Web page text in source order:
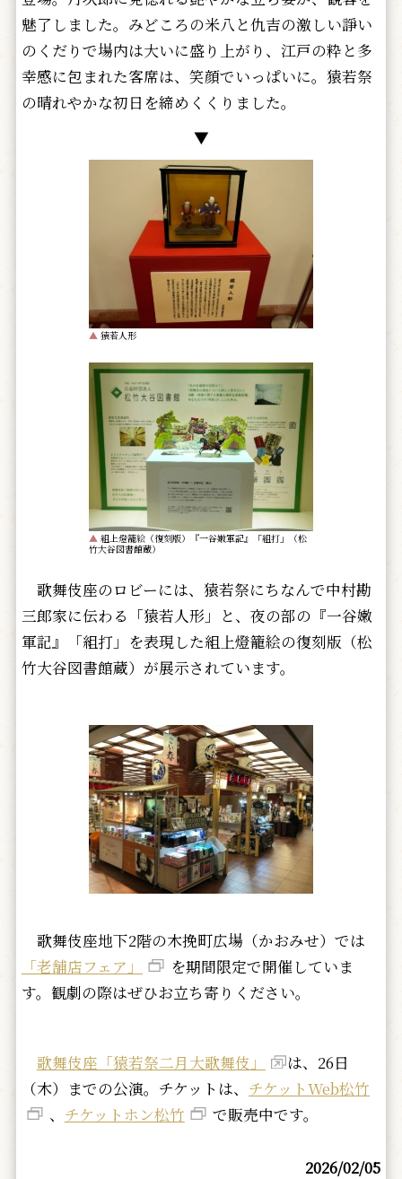
魅了しました。みどころの米八と仇吉の激しい諍い
のくだりで場内は大いに盛り上がり、江戸の粋と多
幸感に包まれた客席は、笑顔でいっぱいに。猿若祭
の晴れやかな初日を締めくくりました。
▼
▲ 猿若人形
▲ 組上燈籠絵（復刻版）『一谷嫩軍記』「組打」（松
竹大谷図書館蔵）
歌舞伎座のロビーには、猿若祭にちなんで中村勘
三郎家に伝わる「猿若人形」と、夜の部の『一谷嫩
軍記』「組打」を表現した組上燈籠絵の復刻版（松
竹大谷図書館蔵）が展示されています。
歌舞伎座地下2階の木挽町広場（かおみせ）では
「老舗店フェア」
を期間限定で開催していま
す。観劇の際はぜひお立ち寄りください。
歌舞伎座「猿若祭二月大歌舞伎」
は、26日
（木）までの公演。チケットは、 チケットWeb松竹
、 チケットホン松竹 で販売中です。
2026/02/05